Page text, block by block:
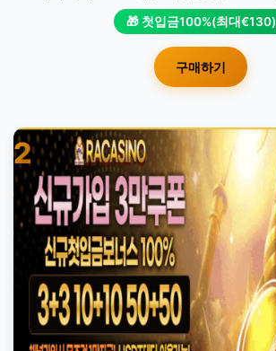
🎁 첫입금100%(최대€130)
구매하기
2